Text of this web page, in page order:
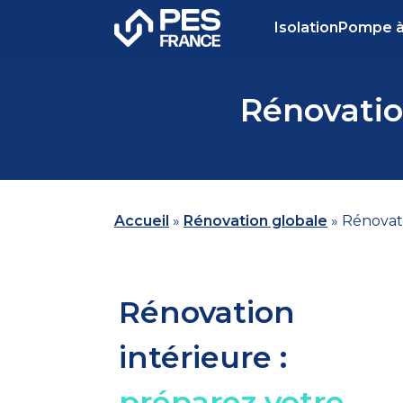
IsolationPompe
Accueil » Rénovation globale »
Rénovation
intérieure :